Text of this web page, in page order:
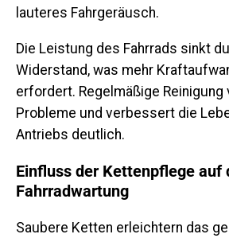
lauteres Fahrgeräusch.
Die Leistung des Fahrrads sinkt
Widerstand, was mehr
erfordert. Regelmäßige
Probleme und verbessert die
Antriebs deutlich.
Einfluss der Kettenpflege auf
Fahrradwartung
Saubere Ketten erleichtern das